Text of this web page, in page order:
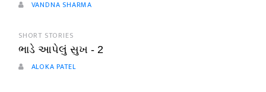
VANDNA SHARMA
SHORT STORIES
ભાડે આપેલું સુખ - 2
ALOKA PATEL